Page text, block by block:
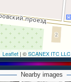
Leaflet | ©SCANEX ITC LLC
Nearby images